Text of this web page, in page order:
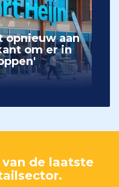
opnieuw aan
om er in
de laatste